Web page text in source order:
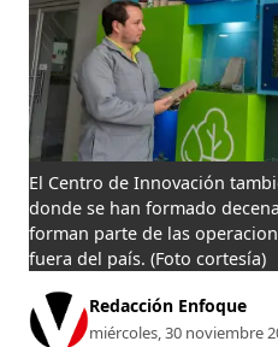
El Centro de Innovación
donde se han formado
forman parte de las
fuera del país.(Foto cortesía)
Redacción Enfoque
miércoles, 30 noviembre